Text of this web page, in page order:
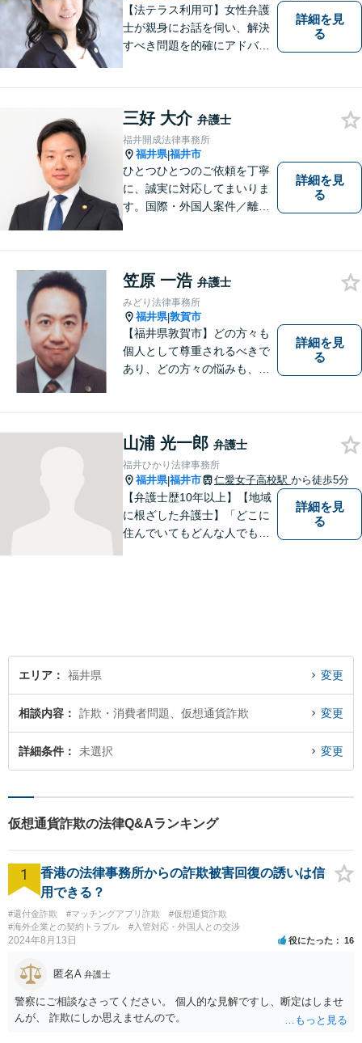
ださい。
【法テラス利用可】女性弁護
士が親身にお話を伺い、解決
すべき問題を的確にアドバイ
実績があります。まずはお気
軽にお問い合わせください。
詳細を見
る
三好 大介 弁護士
福井開成法律事務所
福井県|福井市
ひとつひとつのご依頼を丁寧
に、誠実に対応してまいりま
す。国際・外国人案件／離
故／刑事弁護・犯罪被害者な
ど、幅広く対応可能。お気軽
にご相談ください。
詳細を見
る
笠原 一浩 弁護士
みどり法律事務所
福井県|敦賀市
【福井県敦賀市】どの方々も
個人として尊重されるべきで
あり、どの方々の悩みも、そ
識の壁も越えて、解決が図ら
れる必要があります。
詳細を見
る
山浦 光一郎 弁護士
福井ひかり法律事務所
福井県|福井市 仁愛女子高校駅 から徒歩5分
【弁護士歴10年以上】【地域
に根ざした弁護士】「どこに
住んでいてもどんな人でも等
す。
詳細を見
る
エリア 福井県 変更
相談内容 詐欺・消費者問題、仮想通貨詐欺 変更
詳細条件 未選択 変更
仮想通貨詐欺の法律Q&Aランキング
1
香港の法律事務所からの詐欺被害回復の誘いは信
用できる？
#還付金詐欺 #マッチングアプリ詐欺
#仮想通貨詐欺
#海外企業との契約トラブル
#入管対応・外国人との交渉
2024年8月13日 役にたった 16
匿名A 弁護士
警察にご相談なさってください。 個人的な見解ですし、断定はしませ
んが、 詐欺にしか思えませんので。